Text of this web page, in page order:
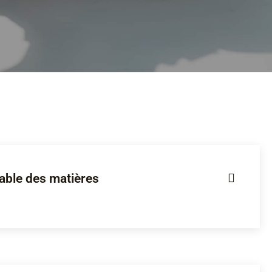
des matières